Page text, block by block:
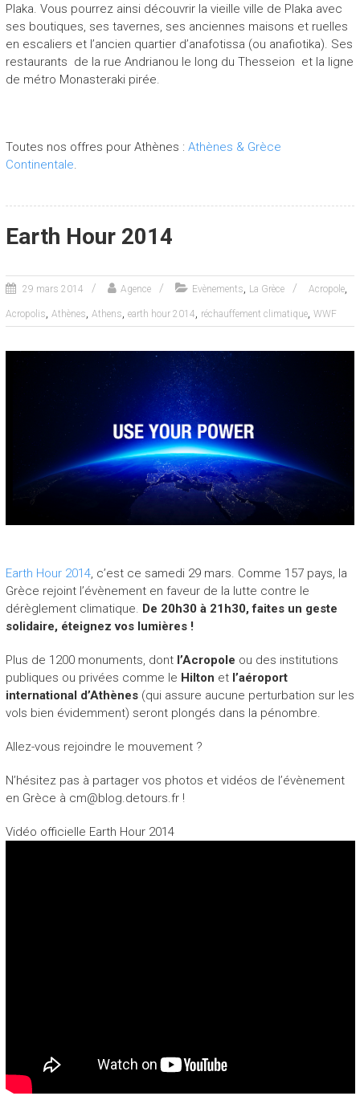
Plaka. Vous pourrez ainsi découvrir la vieille ville de Plaka avec
ses boutiques, ses tavernes, ses anciennes maisons et ruelles
en escaliers et l’ancien quartier d’anafotissa (ou anafiotika). Ses
restaurants de la rue Andrianou le long du Thesseion et la ligne
de métro Monasteraki pirée.
Toutes nos offres pour Athènes : Athènes & Grèce
Continentale.
Earth Hour 2014
29 mars 2014 Agence Evènements, La Grèce Acropole,
Acropolis, Athènes, Athens, earth hour 2014, réchauffement climatique, WWF
Earth Hour 2014, c’est ce samedi 29 mars. Comme 157 pays, la
Grèce rejoint l’évènement en faveur de la lutte contre le
dérèglement climatique. De 20h30 à 21h30, faites un geste
solidaire, éteignez vos lumières !
Plus de 1200 monuments, dont l’Acropole ou des institutions
publiques ou privées comme le Hilton et l’aéroport
international d’Athènes(qui assure aucune perturbation sur les
vols bien évidemment) seront plongés dans la pénombre.
Allez-vous rejoindre le mouvement ?
N’hésitez pas à partager vos photos et vidéos de l’évènement
en Grèce à cm@blog.detours.fr !
Vidéo officielle Earth Hour 2014